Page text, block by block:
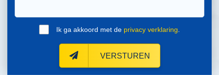
Ik ga akkoord met de privacy verklaring
VERSTUREN